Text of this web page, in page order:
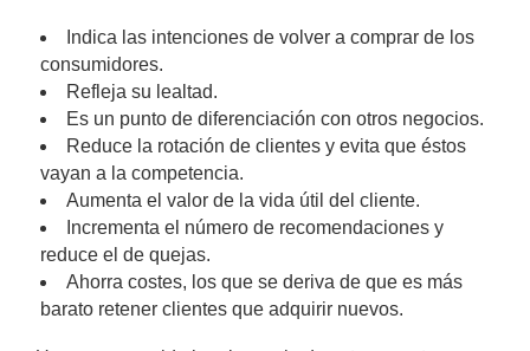
Indica las intenciones de volver a comprar de los
consumidores.
Refleja su lealtad.
Es un punto de diferenciación con otros negocios.
Reduce la rotación de clientes y evita que éstos
vayan a la competencia.
Aumenta el valor de la vida útil del cliente.
Incrementa el número de recomendaciones y
reduce el de quejas.
Ahorra costes, los que se deriva de que es más
barato retener clientes que adquirir nuevos.